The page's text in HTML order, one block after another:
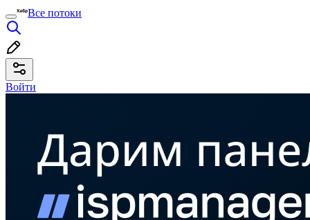
Все потоки
Войти